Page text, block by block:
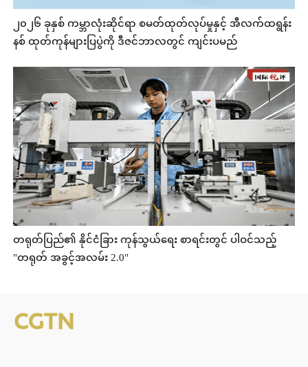
၂၀၂၆ ခုနှစ် ကမ္ဘာလုံးဆိုင်ရာ စမတ်ထုတ်လုပ်မှုနှင့် အီလက်ထရွန်း
နစ် ထုတ်ကုန်များပြပွဲကို ဒီဇင်ဘာလတွင် ကျင်းပမည်
တရုတ်ပြည်၏ နိုင်ငံခြား ကုန်သွယ်ရေး စာရင်းတွင် ပါဝင်သည့်
"တရုတ် အခွင့်အလမ်း 2.0"